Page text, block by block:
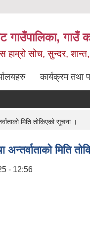
गाउँपालिका, गाउँ
हाम्रो सोच, सुन्दर,
कार्यक्रम तथा
मिति तोकिएको सूचना ।
मिति
- 12:56